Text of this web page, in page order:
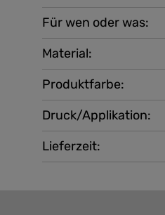
Für wen oder was:
Produktfarbe:
Material:
Druck/Applikation:
Lieferzeit: